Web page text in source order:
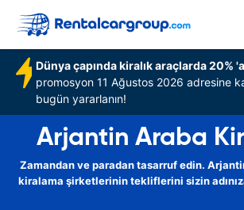
Dünya çapında kiralık araçlarda 20%
promosyon 11 Ağustos 2026 adresine
bugün yararlanın!
Arjantin Araba
Zamandan ve paradan tasarruf edin.
kiralama şirketlerinin tekliflerini sizin